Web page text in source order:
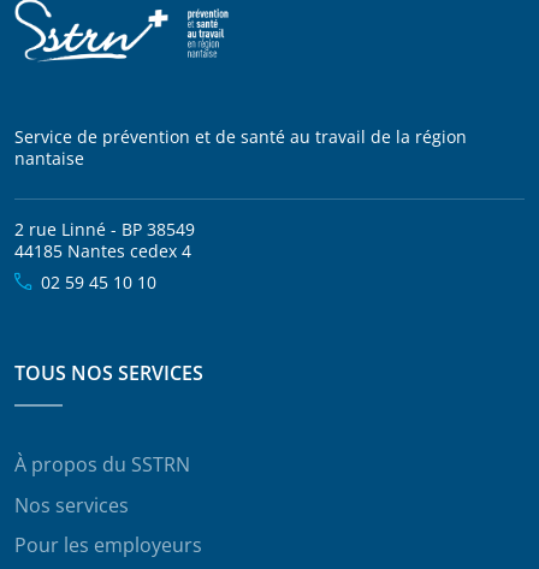
Service de prévention et de santé au travail de la région
nantaise
2 rue Linné - BP 38549
44185 Nantes cedex 4
02 59 45 10 10
TOUS NOS SERVICES
À propos du SSTRN
Nos services
Pour les employeurs